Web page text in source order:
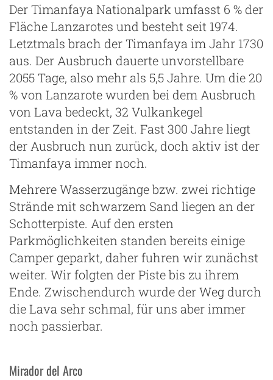
Der Timanfaya Nationalpark umfasst 6 % der
Fläche Lanzarotes und besteht seit 1974.
Letztmals brach der Timanfaya im Jahr 1730
aus. Der Ausbruch dauerte unvorstellbare
2055 Tage, also mehr als 5,5 Jahre. Um die 20
% von Lanzarote wurden bei dem Ausbruch
von Lava bedeckt, 32 Vulkankegel
entstanden in der Zeit. Fast 300 Jahre liegt
der Ausbruch nun zurück, doch aktiv ist der
Timanfaya immer noch.
Mehrere Wasserzugänge bzw. zwei richtige
Strände mit schwarzem Sand liegen an der
Schotterpiste. Auf den ersten
Parkmöglichkeiten standen bereits einige
Camper geparkt, daher fuhren wir zunächst
weiter. Wir folgten der Piste bis zu ihrem
Ende. Zwischendurch wurde der Weg durch
die Lava sehr schmal, für uns aber immer
noch passierbar.
Mirador del Arco